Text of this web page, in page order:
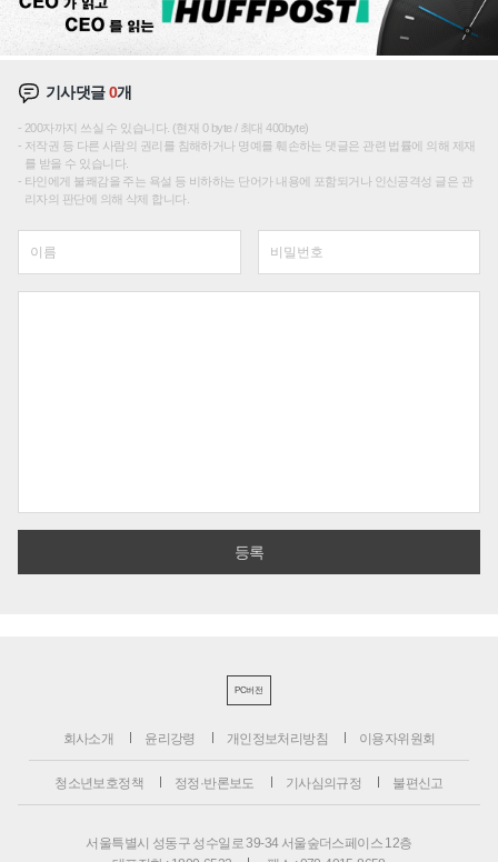
기사댓글0개
200자까지 쓰실 수 있습니다. (현재 0 byte / 최대 400byte)
저작권 등 다른 사람의 권리를 침해하거나 명예를 훼손하는 댓글은 관련 법률에 의해 제재
를 받을 수 있습니다.
타인에게 불쾌감을 주는 욕설 등 비하하는 단어가 내용에 포함되거나 인신공격성 글은 관
리자의 판단에 의해 삭제 합니다.
PC버전
회사소개 윤리강령 개인정보처리방침 이용자위원회
청소년보호정책 정정·반론보도 기사심의규정 불편신고
서울특별시 성동구 성수일로 39-34 서울숲더스페이스 12층